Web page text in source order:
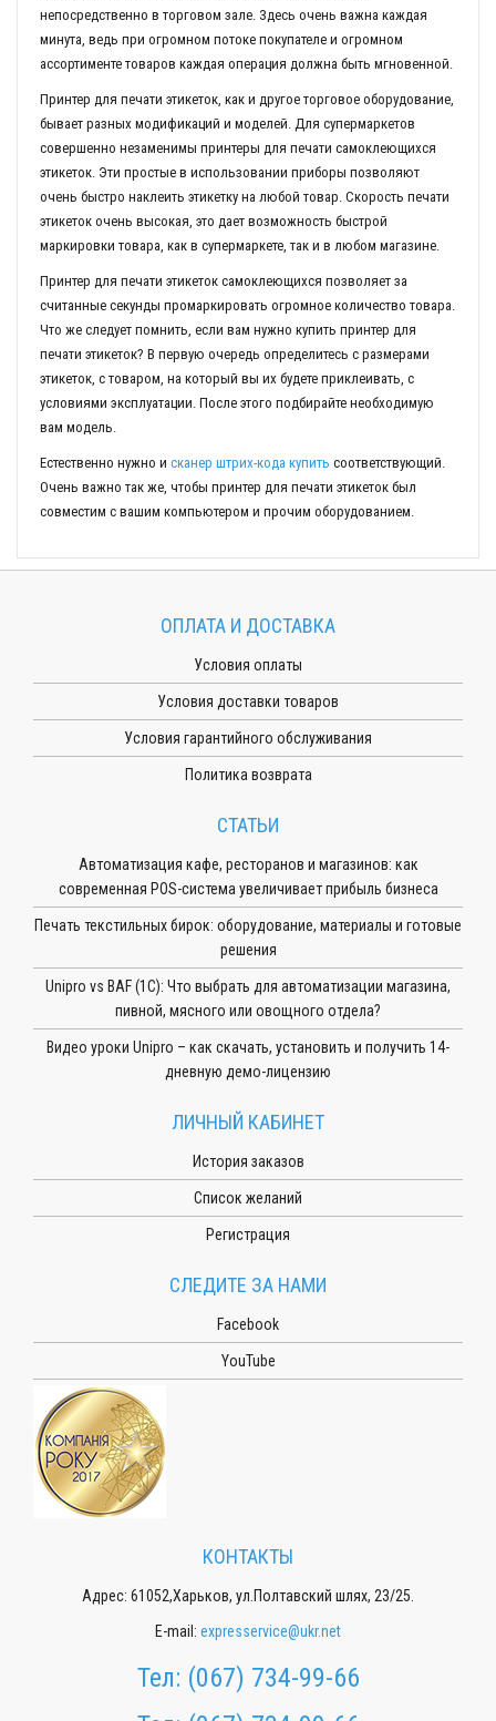
непосредственно в торговом зале. Здесь очень важна каждая
минута, ведь при огромном потоке покупателе и огромном
ассортименте товаров каждая операция должна быть мгновенной.
Принтер для печати этикеток, как и другое торговое оборудование,
бывает разных модификаций и моделей. Для супермаркетов
совершенно незаменимы принтеры для печати самоклеющихся
этикеток. Эти простые в использовании приборы позволяют
очень быстро наклеить этикетку на любой товар. Скорость печати
этикеток очень высокая, это дает возможность быстрой
маркировки товара, как в супермаркете, так и в любом магазине.
Принтер для печати этикеток самоклеющихся позволяет за
считанные секунды промаркировать огромное количество товара.
Что же следует помнить, если вам нужно купить принтер для
печати этикеток? В первую очередь определитесь с размерами
этикеток, с товаром, на который вы их будете приклеивать, с
условиями эксплуатации. После этого подбирайте необходимую
вам модель.
Естественно нужно и сканер штрих-кода купить соответствующий.
Очень важно так же, чтобы принтер для печати этикеток был
совместим с вашим компьютером и прочим оборудованием.
ОПЛАТА И ДОСТАВКА
Условия оплаты
Условия доставки товаров
Условия гарантийного обслуживания
Политика возврата
СТАТЬИ
Автоматизация кафе, ресторанов и магазинов: как
современная POS-система увеличивает прибыль бизнеса
Печать текстильных бирок: оборудование, материалы и готовые
решения
Unipro vs BAF (1С): Что выбрать для автоматизации магазина,
пивной, мясного или овощного отдела?
Видео уроки Unipro – как скачать, установить и получить 14-
дневную демо-лицензию
ЛИЧНЫЙ КАБИНЕТ
История заказов
Список желаний
Регистрация
СЛЕДИТЕ ЗА НАМИ
Facebook
YouTube
КОНТАКТЫ
Адрес: 61052,Харьков, ул.Полтавский шлях, 23/25.
E-mail: expresservice@ukr.net
Тел: (067) 734-99-66